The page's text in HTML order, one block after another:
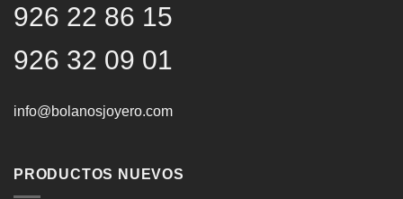
926 22 86 15
926 32 09 01
info@bolanosjoyero.com
PRODUCTOS NUEVOS